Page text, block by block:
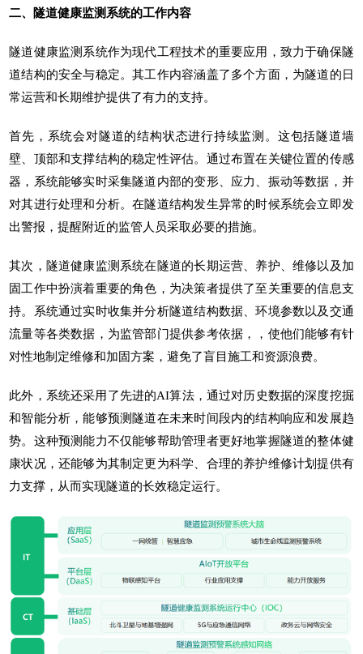
二、隧道健康监测系统的工作内容
隧道健康监测系统作为现代工程技术的重要应用，致力于确保隧
道结构的安全与稳定。其工作内容涵盖了多个方面，为隧道的日
常运营和长期维护提供了有力的支持。
首先，系统会对隧道的结构状态进行持续监测。这包括隧道墙
壁、顶部和支撑结构的稳定性评估。通过布置在关键位置的传感
器，系统能够实时采集隧道内部的变形、应力、振动等数据，并
对其进行处理和分析。在隧道结构发生异常的时候系统会立即发
出警报，提醒附近的监管人员采取必要的措施。
其次，隧道健康监测系统在隧道的长期运营、养护、维修以及加
固工作中扮演着重要的角色，为决策者提供了至关重要的信息支
持。系统通过实时收集并分析隧道结构数据、环境参数以及交通
流量等各类数据，为监管部门提供参考依据，，使他们能够有针
对性地制定维修和加固方案，避免了盲目施工和资源浪费。
此外，系统还采用了先进的AI算法，通过对历史数据的深度挖掘
和智能分析，能够预测隧道在未来时间段内的结构响应和发展趋
势。这种预测能力不仅能够帮助管理者更好地掌握隧道的整体健
康状况，还能够为其制定更为科学、合理的养护维修计划提供有
力支撑，从而实现隧道的长效稳定运行。